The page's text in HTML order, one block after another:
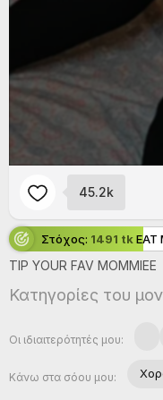
45.2k
Στόχος: 1491 tkEAT
TIP YOUR FAV MOMMIEE
Κατηγορίες του
Οι ιδιαιτερότητές μου:
Κάνω στα σόου μου: